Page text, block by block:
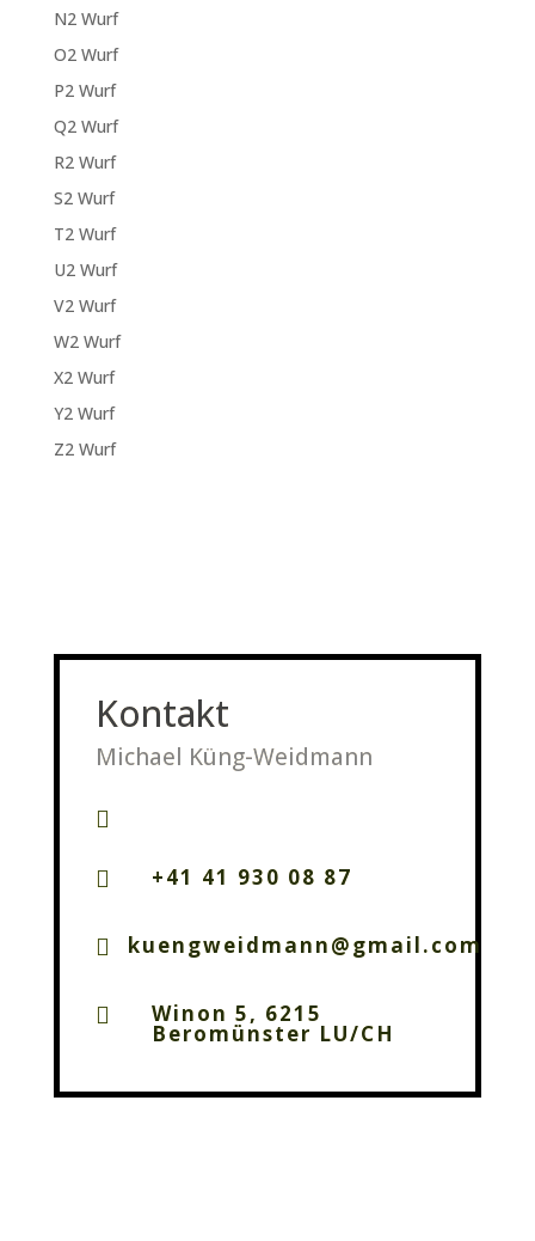
N2 Wurf
O2 Wurf
P2 Wurf
Q2 Wurf
R2 Wurf
S2 Wurf
T2 Wurf
U2 Wurf
V2 Wurf
W2 Wurf
X2 Wurf
Y2 Wurf
Z2 Wurf
Kontakt
Michael Küng-Weidmann

 +41 41 930 08 87
 kuengweidmann@gmail.com
 Winon 5, 6215
Beromünster LU/CH